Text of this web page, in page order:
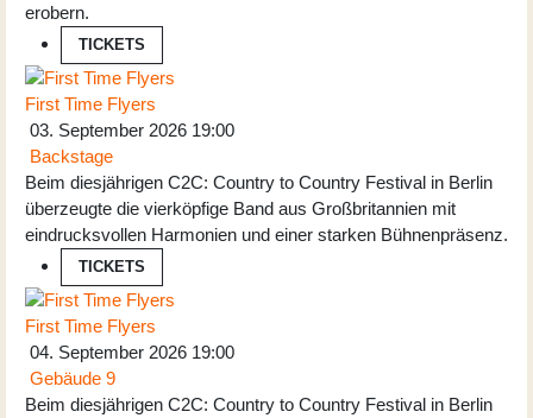
erobern.
TICKETS
First Time Flyers
03. September 2026 19:00
Backstage
Beim diesjährigen C2C: Country to Country Festival in Berlin
überzeugte die vierköpfige Band aus Großbritannien mit
eindrucksvollen Harmonien und einer starken Bühnenpräsenz.
TICKETS
First Time Flyers
04. September 2026 19:00
Gebäude 9
Beim diesjährigen C2C: Country to Country Festival in Berlin